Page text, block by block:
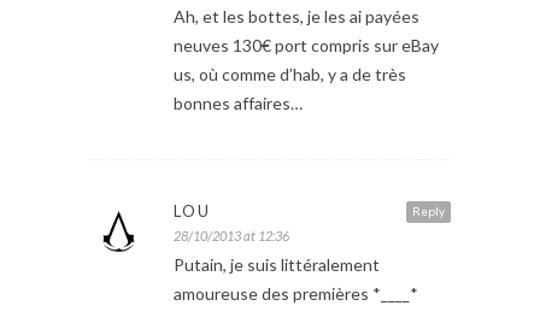
Ah, et les bottes, je les ai payées
neuves 130€ port compris sur eBay
us, où comme d’hab, y a de très
bonnes affaires…
Reply
LOU
28/10/2013 at 12:36
Putain, je suis littéralement
amoureuse des premières *____*